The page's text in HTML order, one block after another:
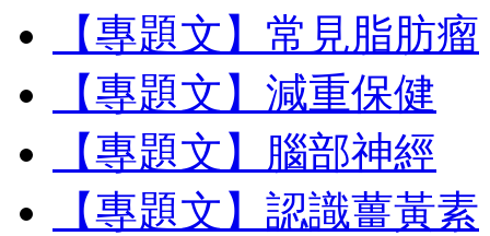
【專題文】常見脂肪瘤
【專題文】減重保健
【專題文】腦部神經
【專題文】認識薑黃素